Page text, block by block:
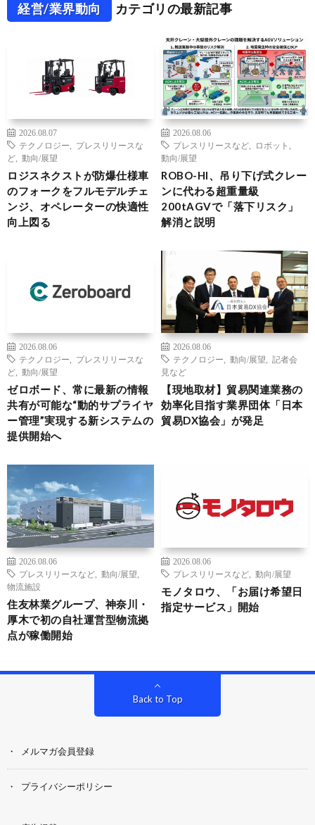
経営/業界動向 カテゴリの最新記事
2026.08.07
テクノロジー
プレスリリースな
ど
動向/展望
ロジスネクストが防爆仕様車
のフォークをフルモデルチェ
ンジ、オペレーターの快適性
向上図る
2026.08.06
プレスリリースなど
ロボット
動向/展望
ROBO-HI、吊り下げ式クレー
ンに代わる超重量級
200tAGVで「落下リスク」
解消と説明
2026.08.06
テクノロジー
プレスリリースな
ど
動向/展望
ゼロボード、常に最新の情報
共有が可能な“動的サプライヤ
ー管理”実現する新システムの
提供開始へ
2026.08.06
テクノロジー
動向/展望
記者会
見など
【現地取材】貿易関連業務の
効率化目指す業界団体「日本
貿易DX協会」が発足
2026.08.06
プレスリリースなど
動向/展望
物流施設
住友林業グループ、神奈川・
厚木で初の自社運営型物流拠
点が稼働開始
2026.08.06
プレスリリースなど
動向/展望
モノタロウ、「お届け希望日
指定サービス」開始
Back to Top
メルマガ会員登録
プライバシーポリシー